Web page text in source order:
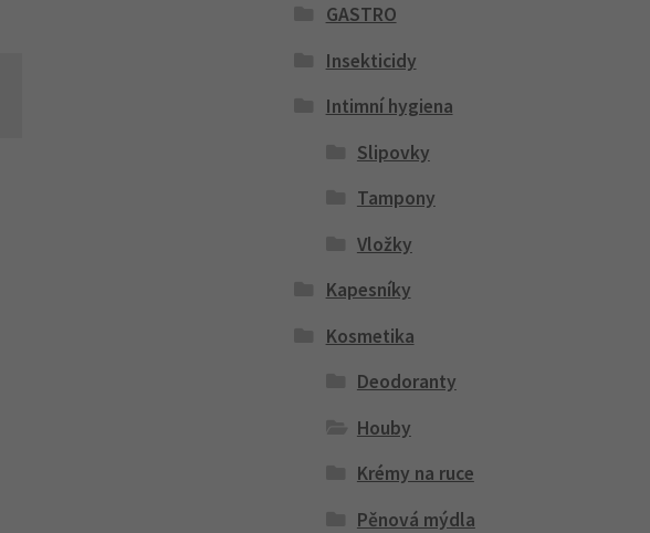
GASTRO
Insekticidy
Intimní hygiena
Slipovky
Tampony
Vložky
Kapesníky
Kosmetika
Deodoranty
Houby
Krémy na ruce
Pěnová mýdla